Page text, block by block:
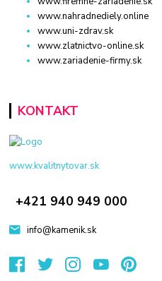
www.nahradnediely.online
www.uni-zdrav.sk
www.zlatnictvo-online.sk
www.zariadenie-firmy.sk
KONTAKT
www.kvalitnytovar.sk
+421 940 949 000
info@kamenik.sk